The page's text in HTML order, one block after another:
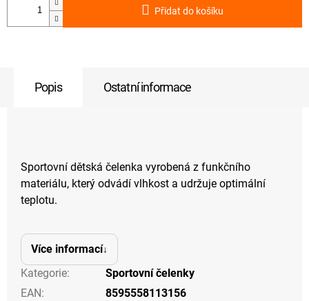
Přidat do košíku
Popis Ostatní informace
Sportovní dětská čelenka vyrobená z funkčního
materiálu, který odvádí vlhkost a udržuje optimální
teplotu.
Více informací
Kategorie:
Sportovní čelenky
EAN:
8595558113156